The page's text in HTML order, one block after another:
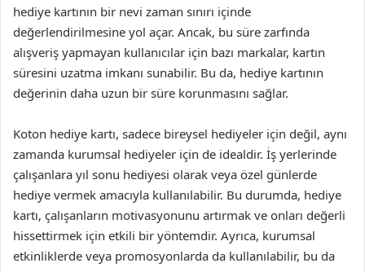
hediye kartının bir nevi zaman sınırı içinde
değerlendirilmesine yol açar. Ancak, bu süre zarfında
alışveriş yapmayan kullanıcılar için bazı markalar, kartın
süresini uzatma imkanı sunabilir. Bu da, hediye kartının
değerinin daha uzun bir süre korunmasını sağlar.
Koton hediye kartı, sadece bireysel hediyeler için değil, aynı
zamanda kurumsal hediyeler için de idealdir. İş yerlerinde
çalışanlara yıl sonu hediyesi olarak veya özel günlerde
hediye vermek amacıyla kullanılabilir. Bu durumda, hediye
kartı, çalışanların motivasyonunu artırmak ve onları değerli
hissettirmek için etkili bir yöntemdir. Ayrıca, kurumsal
etkinliklerde veya promosyonlarda da kullanılabilir, bu da